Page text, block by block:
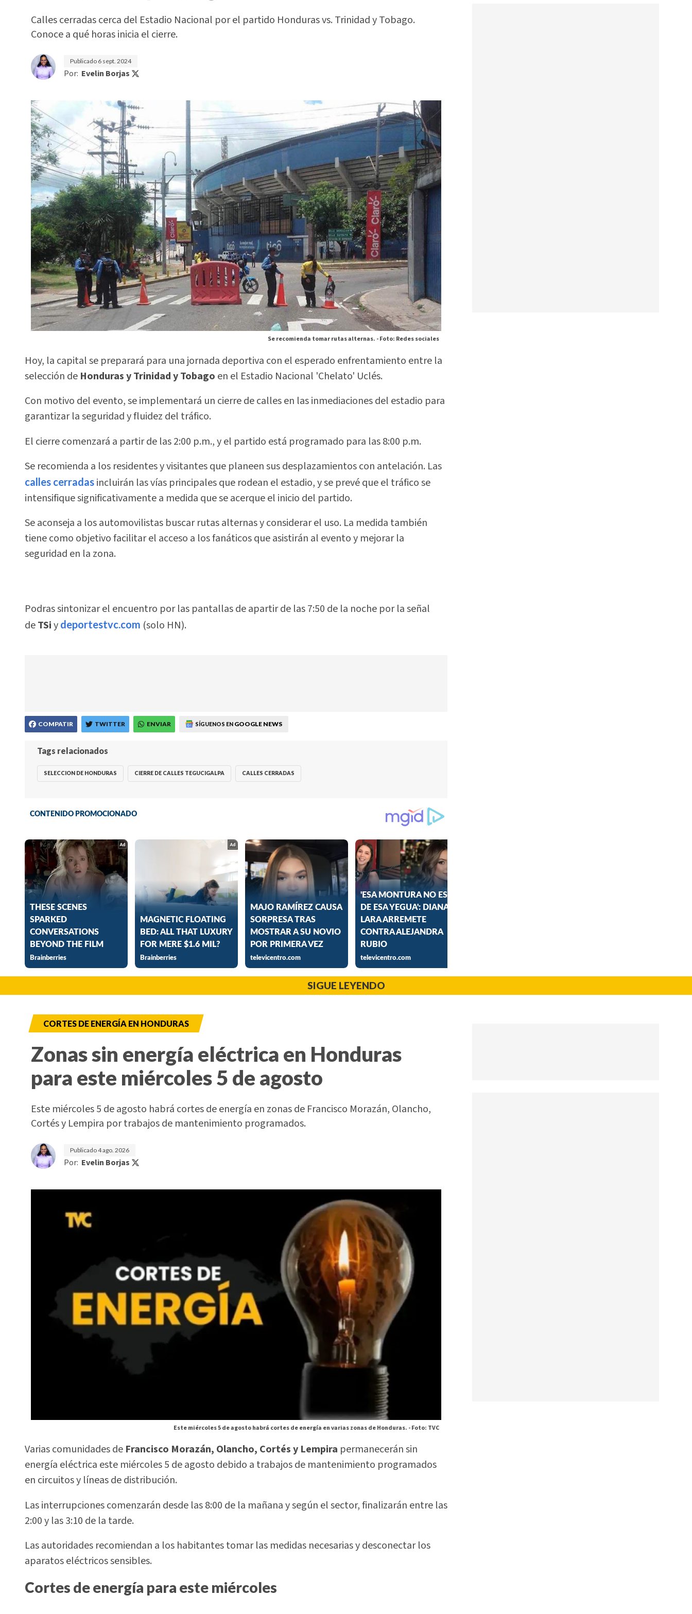
Calles cerradas cerca del Estadio Nacional por el partido Honduras vs. Trinidad y Tobago.
Conoce a qué horas inicia el cierre.
Publicado 6 sept. 2024
Por: Evelin Borjas
Se recomienda tomar rutas alternas. -Foto: Redes sociales
Hoy, la capital se preparará para una jornada deportiva con el esperado enfrentamiento entre la
selección de Honduras y Trinidad y Tobago en el Estadio Nacional 'Chelato' Uclés.
Con motivo del evento, se implementará un cierre de calles en las inmediaciones del estadio para
garantizar la seguridad y fluidez del tráfico.
El cierre comenzará a partir de las 2:00 p.m., y el partido está programado para las 8:00 p.m.
Se recomienda a los residentes y visitantes que planeen sus desplazamientos con antelación. Las
calles cerradas incluirán las vías principales que rodean el estadio, y se prevé que el tráfico se
intensifique significativamente a medida que se acerque el inicio del partido.
Se aconseja a los automovilistas buscar rutas alternas y considerar el uso. La medida también
tiene como objetivo facilitar el acceso a los fanáticos que asistirán al evento y mejorar la
seguridad en la zona.
Podras sintonizar el encuentro por las pantallas de apartir de las 7:50 de la noche por la señal
deTSiy deportestvc.com (solo HN).
COMPATIR TWITTER ENVIAR SÍGUENOS EN GOOGLE NEWS
Tags relacionados
SELECCION DE HONDURAS CIERRE DE CALLES TEGUCIGALPA CALLES CERRADAS
SIGUE LEYENDO
CORTES DE ENERGÍA EN HONDURAS
Zonas sin energía eléctrica en Honduras
para este miércoles 5 de agosto
Este miércoles 5 de agosto habrá cortes de energía en zonas de Francisco Morazán, Olancho,
Cortés y Lempira por trabajos de mantenimiento programados.
Publicado4 ago. 2026
Por: Evelin Borjas
Este miércoles 5 de agosto habrá cortes de energía en varias zonas de Honduras. -Foto: TVC
Varias comunidades de Francisco Morazán, Olancho, Cortés y Lempira permanecerán sin
energía eléctrica este miércoles 5 de agosto debido a trabajos de mantenimiento programados
en circuitos y líneas de distribución.
Las interrupciones comenzarán desde las 8:00 de la mañana y según el sector, finalizarán entre las
2:00 y las 3:10 de la tarde.
Las autoridades recomiendan a los habitantes tomar las medidas necesarias y desconectar los
aparatos eléctricos sensibles.
Cortes de energía para este miércoles